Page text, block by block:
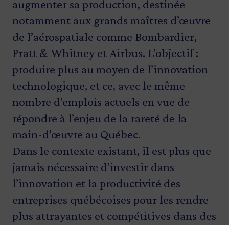
augmenter sa production, destinée
notamment aux grands maîtres d’œuvre
de l’aérospatiale comme Bombardier,
Pratt & Whitney et Airbus. L’objectif :
produire plus au moyen de l’innovation
technologique, et ce, avec le même
nombre d’emplois actuels en vue de
répondre à l’enjeu de la rareté de la
main-d’œuvre au Québec.
Dans le contexte existant, il est plus que
jamais nécessaire d’investir dans
l’innovation et la productivité des
entreprises québécoises pour les rendre
plus attrayantes et compétitives dans des